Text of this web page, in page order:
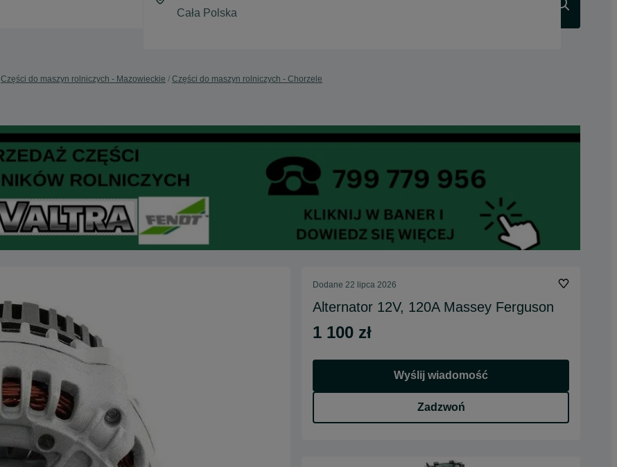
Części do maszyn rolniczych - Mazowieckie Części do maszyn rolniczych - Chorzele
Dodane 22 lipca 2026
Alternator 12V, 120A Massey Ferguson
1 100 zł
Wyślij wiadomość
Zadzwoń